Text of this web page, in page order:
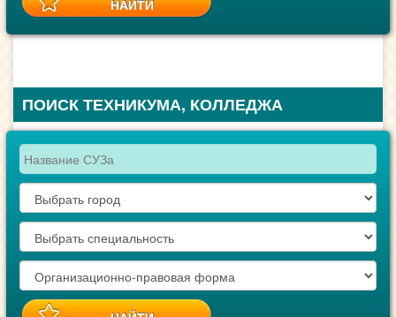
ПОИСК ТЕХНИКУМА, КОЛЛЕДЖА